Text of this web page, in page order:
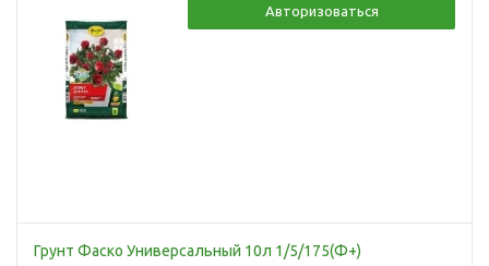
Авторизоваться
Грунт Фаско Универсальный 10л 1/5/175(Ф+)